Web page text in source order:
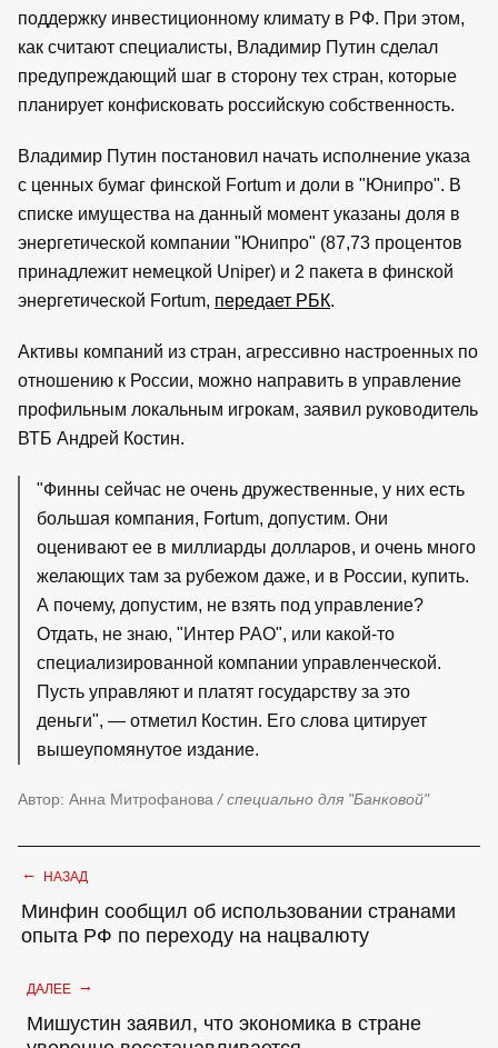
поддержку инвестиционному климату в РФ. При этом,
как считают специалисты, Владимир Путин сделал
предупреждающий шаг в сторону тех стран, которые
планирует конфисковать российскую собственность.
Владимир Путин постановил начать исполнение указа
с ценных бумаг финской Fortum и доли в "Юнипро". В
списке имущества на данный момент указаны доля в
энергетической компании "Юнипро" (87,73 процентов
принадлежит немецкой Uniper) и 2 пакета в финской
энергетической Fortum, передает РБК.
Активы компаний из стран, агрессивно настроенных по
отношению к России, можно направить в управление
профильным локальным игрокам, заявил руководитель
ВТБ Андрей Костин.
"Финны сейчас не очень дружественные, у них есть
большая компания, Fortum, допустим. Они
оценивают ее в миллиарды долларов, и очень много
желающих там за рубежом даже, и в России, купить.
А почему, допустим, не взять под управление?
Отдать, не знаю, "Интер РАО", или какой-то
специализированной компании управленческой.
Пусть управляют и платят государству за это
деньги", — отметил Костин. Его слова цитирует
вышеупомянутое издание.
Автор: Анна Митрофанова / специально для "Банковой"
← НАЗАД
Минфин сообщил об использовании странами
опыта РФ по переходу на нацвалюту
ДАЛЕЕ →
Мишустин заявил, что экономика в стране